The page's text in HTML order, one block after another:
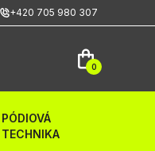
+420 705 980 307
0
PÓDIOVÁ
TECHNIKA